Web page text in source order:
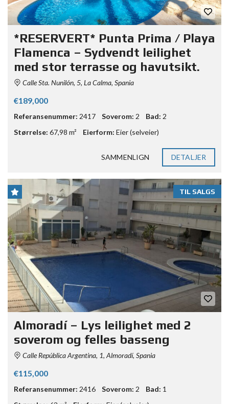
*RESERVERT* Punta Prima / Playa
Flamenca – Sydvendt leilighet
med stor terrasse og havutsikt.
Calle Sta. Nunilón, 5, La Calma, Spania
€189,000
Referansenummer: 2417 Soverom: 2 Bad: 2
Størrelse: 67,98 m² Eierform: Eier (selveier)
SAMMENLIGN DETALJER
TIL SALGS
Almoradí – Lys leilighet med 2
soverom og felles basseng
Calle República Argentina, 1, Almoradí, Spania
€115,000
Referansenummer: 2416 Soverom: 2 Bad: 1